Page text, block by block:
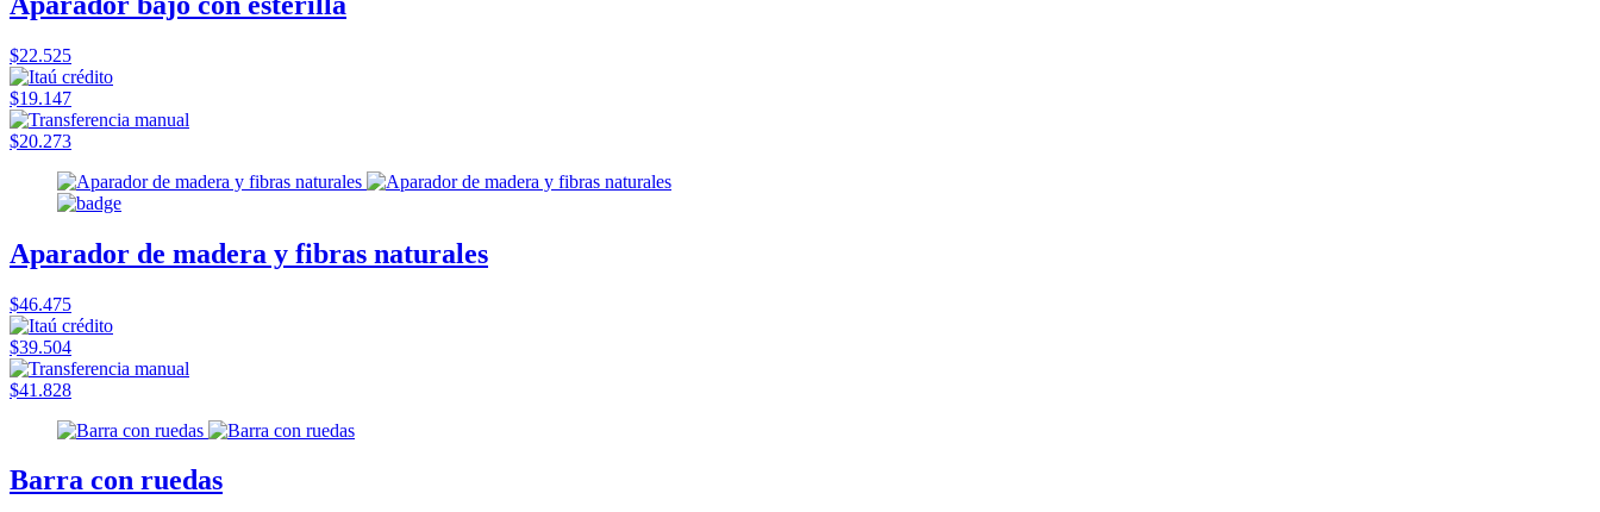
$22.525
$19.147
$20.273
Aparador de madera y fibras naturales
$46.475
$39.504
$41.828
Barra con ruedas